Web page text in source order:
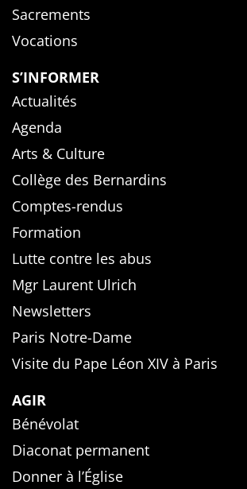
Sacrements
Vocations
S’INFORMER
Actualités
Agenda
Arts & Culture
Collège des Bernardins
Comptes-rendus
Formation
Lutte contre les abus
Mgr Laurent Ulrich
Newsletters
Paris Notre-Dame
Visite du Pape Léon XIV à Paris
AGIR
Bénévolat
Diaconat permanent
Donner à l’Église